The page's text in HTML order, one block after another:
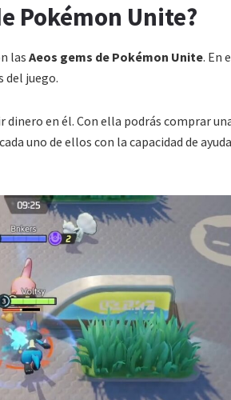
Pokémon Unite?
las Aeos gems de Pokémon Unite. En
del juego.
en él. Con ella podrás comprar
uno de ellos con la capacidad de